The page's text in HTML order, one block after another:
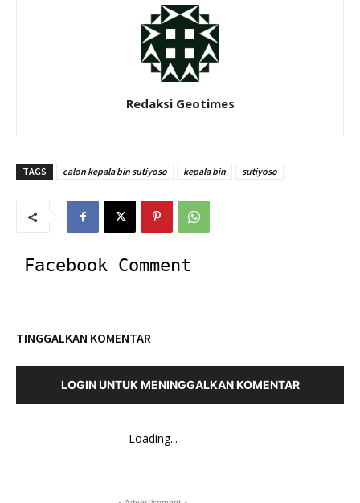
Redaksi Geotimes
TAGS calon kepala bin sutiyoso kepala bin sutiyoso
Facebook Comment
TINGGALKAN KOMENTAR
LOGIN UNTUK MENINGGALKAN KOMENTAR
Loading...